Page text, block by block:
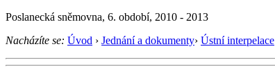
Poslanecká sněmovna, 6. období, 2010 - 2013
Nacházíte se: Úvod › Jednání a dokumenty› Ústní interpelace